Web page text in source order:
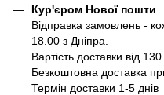
Кур'єром Нової пошти
Відправка замовлень -
18.00 з Дніпра.
Вартість доставки від 130
Безкоштовна доставка
Термін доставки 1-5 днів